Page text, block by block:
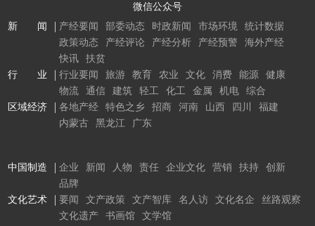
微信公众号
新 闻
产经要闻 部委动态 时政新闻 市场环境
统计数据
政策动态
产经评论 产经分析 产经预警
海外产经
快讯
扶贫
行 业
行业要闻 旅游 教育 农业 文化 消费 能源
健康
物流
通信 建筑 轻工 化工 金属 机电
综合
区域经济
各地产经 特色之乡 招商 河南 山西 四川
福建
内蒙古
黑龙江 广东
中国制造 企业 新闻 人物 责任 企业文化 营销 扶持
创新
品牌
文化艺术
要闻 文产政策 文产智库 名人访 文化名企
丝路观察
文化遗产
书画馆 文学馆